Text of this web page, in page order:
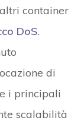
container
DoS.
di
i principali
scalabilità